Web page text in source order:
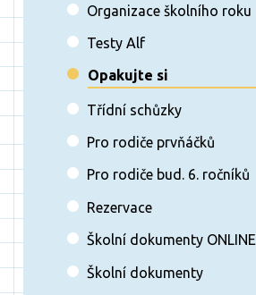
Organizace školního roku
Testy Alf
Opakujte si
Třídní schůzky
Pro rodiče prvňáčků
Pro rodiče bud. 6. ročníků
Rezervace
Školní dokumenty ONLINE
Školní dokumenty